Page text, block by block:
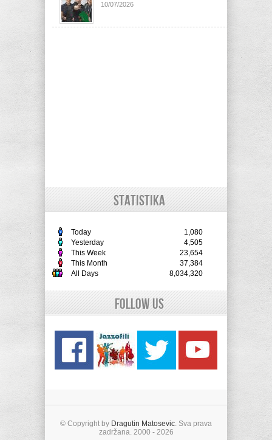
10/07/2026
STATISTIKA
Today
1,080
Yesterday
4,505
This Week
23,654
This Month
37,384
All Days
8,034,320
Follow Us
© Copyright by Dragutin Matosevic. Sva prava
zadržana. 2000 - 2026